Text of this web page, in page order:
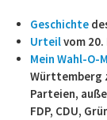
Geschichte
Urteilvom 20.
Mein Wahl-O-
Württemberg
Parteien,
FDP, CDU,